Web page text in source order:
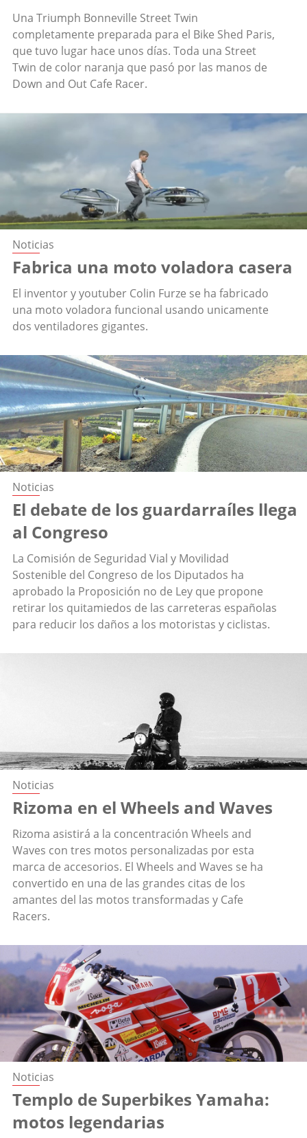
Una Triumph Bonneville Street Twin
completamente preparada para el Bike Shed Paris,
que tuvo lugar hace unos días. Toda una Street
Twin de color naranja que pasó por las manos de
Down and Out Cafe Racer.
Noticias
Fabrica una moto voladora casera
El inventor y youtuber Colin Furze se ha fabricado
una moto voladora funcional usando unicamente
dos ventiladores gigantes.
Noticias
El debate de los guardarraíles llega
al Congreso
La Comisión de Seguridad Vial y Movilidad
Sostenible del Congreso de los Diputados ha
aprobado la Proposición no de Ley que propone
retirar los quitamiedos de las carreteras españolas
para reducir los daños a los motoristas y ciclistas.
Noticias
Rizoma en el Wheels and Waves
Rizoma asistirá a la concentración Wheels and
Waves con tres motos personalizadas por esta
marca de accesorios. El Wheels and Waves se ha
convertido en una de las grandes citas de los
amantes del las motos transformadas y Cafe
Racers.
Noticias
Templo de Superbikes Yamaha:
motos legendarias